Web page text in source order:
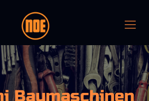
Baumaschinen